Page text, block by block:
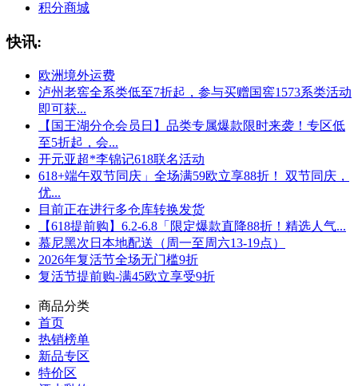
积分商城
快讯:
欧洲境外运费
泸州老窖全系类低至7折起，参与买赠国窖1573系类活动
即可获...
【国王湖分仓会员日】品类专属爆款限时来袭！专区低
至5折起，会...
开元亚超*李锦记618联名活动
618+端午双节同庆」全场满59欧立享88折！ 双节同庆，
优...
目前正在进行多仓库转换发货
【618提前购】6.2-6.8「限定爆款直降88折！精选人气...
慕尼黑次日本地配送（周一至周六13-19点）
2026年复活节全场无门槛9折
复活节提前购-满45欧立享受9折
商品分类
首页
热销榜单
新品专区
特价区